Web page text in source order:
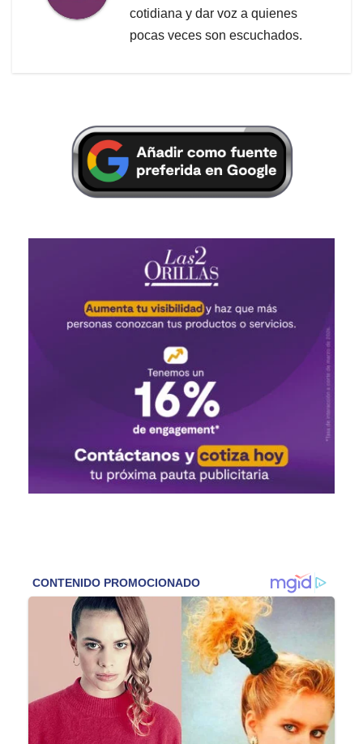
cotidiana y dar voz a quienes
pocas veces son escuchados.